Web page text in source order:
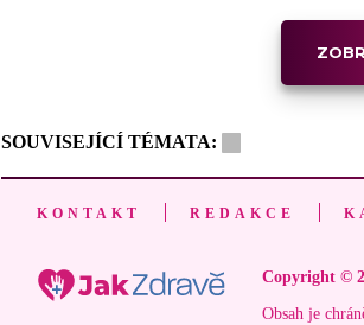
SOUVISEJÍCÍ TÉMATA:
KONTAKT REDAKCE
Copyright ©
Obsah je